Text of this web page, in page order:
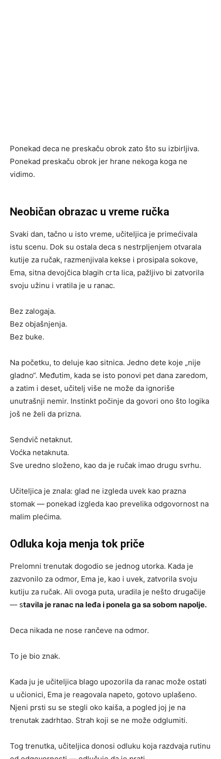
Ponekad deca ne preskaču obrok zato što su izbirljiva.
Ponekad preskaču obrok jer hrane nekoga koga ne
vidimo.
Neobičan obrazac u vreme ručka
Svaki dan, tačno u isto vreme, učiteljica je primećivala
istu scenu. Dok su ostala deca s nestrpljenjem otvarala
kutije za ručak, razmenjivala kekse i prosipala sokove,
Ema, sitna devojčica blagih crta lica, pažljivo bi zatvorila
svoju užinu i vratila je u ranac.
Bez zalogaja.
Bez objašnjenja.
Bez buke.
Na početku, to deluje kao sitnica. Jedno dete koje „nije
gladno“. Međutim, kada se isto ponovi pet dana zaredom,
a zatim i deset, učitelj više ne može da ignoriše
unutrašnji nemir. Instinkt počinje da govori ono što logika
još ne želi da prizna.
Sendvič netaknut.
Voćka netaknuta.
Sve uredno složeno, kao da je ručak imao drugu svrhu.
Učiteljica je znala: glad ne izgleda uvek kao prazna
stomak — ponekad izgleda kao prevelika odgovornost na
malim plećima.
Odluka koja menja tok priče
Prelomni trenutak dogodio se jednog utorka. Kada je
zazvonilo za odmor, Ema je, kao i uvek, zatvorila svoju
kutiju za ručak. Ali ovoga puta, uradila je nešto drugačije
— stavila je ranac na leđa i ponela ga sa sobom napolje.
Deca nikada ne nose rančeve na odmor.
To je bio znak.
Kada ju je učiteljica blago upozorila da ranac može ostati
u učionici, Ema je reagovala napeto, gotovo uplašeno.
Njeni prsti su se stegli oko kaiša, a pogled joj je na
trenutak zadrhtao. Strah koji se ne može odglumiti.
Tog trenutka, učiteljica donosi odluku koja razdvaja rutinu